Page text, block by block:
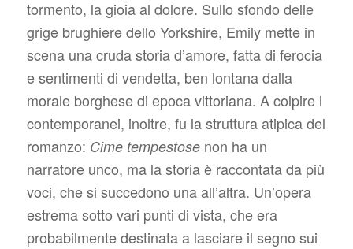
tormento, la gioia al dolore. Sullo sfondo delle
grige brughiere dello Yorkshire, Emily mette in
scena una cruda storia d’amore, fatta di ferocia
e sentimenti di vendetta, ben lontana dalla
morale borghese di epoca vittoriana. A colpire i
contemporanei, inoltre, fu la struttura atipica del
romanzo: Cime tempestosenon ha un
narratore unco, ma la storia è raccontata da più
voci, che si succedono una all’altra. Un’opera
estrema sotto vari punti di vista, che era
probabilmente destinata a lasciare il segno sui